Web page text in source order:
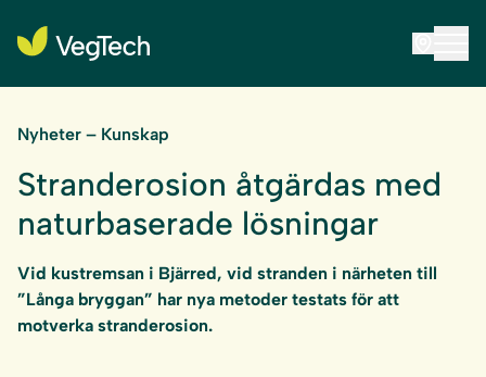
Nyheter – Kunskap
Stranderosion åtgärdas med
naturbaserade lösningar
Vid kustremsan i Bjärred, vid stranden i närheten till
”Långa bryggan” har nya metoder testats för att
motverka stranderosion.